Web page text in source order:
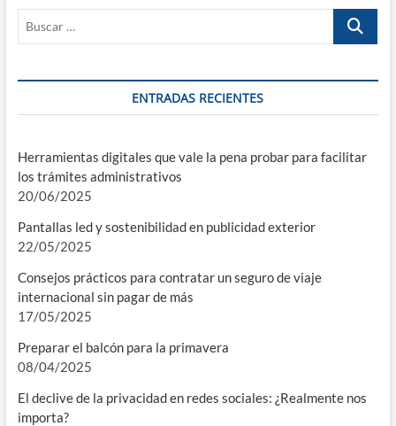
Buscar
ENTRADAS RECIENTES
Herramientas digitales que vale la pena probar para facilitar
los trámites administrativos
20/06/2025
Pantallas led y sostenibilidad en publicidad exterior
22/05/2025
Consejos prácticos para contratar un seguro de viaje
internacional sin pagar de más
17/05/2025
Preparar el balcón para la primavera
08/04/2025
El declive de la privacidad en redes sociales: ¿Realmente nos
importa?